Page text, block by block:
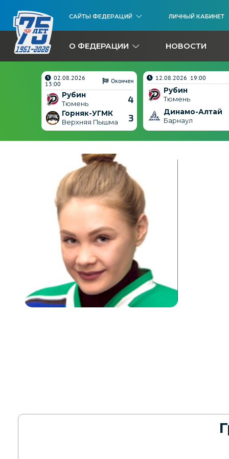
САЙТЫ ФЕДЕРАЦИЙ ЛИЧНЫЙ КАБИНЕТ
О ФЕДЕРАЦИИ НОВОСТИ
02.08.2026
13:00
Окончен
Рубин
Тюмень 4
Горняк-УГМК
Верхняя Пышма 3
12.08.2026 19:00
Рубин
Тюмень
Динамо-Алтай
Барнаул